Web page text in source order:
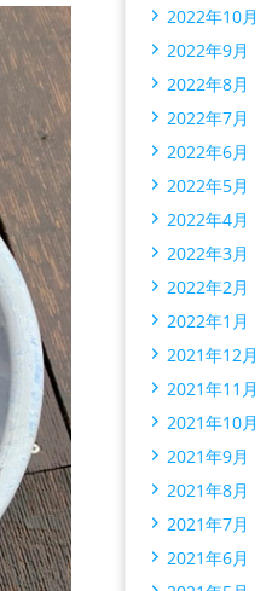
2022年10月
2022年9月
2022年8月
2022年7月
2022年6月
2022年5月
2022年4月
2022年3月
2022年2月
2022年1月
2021年12月
2021年11月
2021年10月
2021年9月
2021年8月
2021年7月
2021年6月